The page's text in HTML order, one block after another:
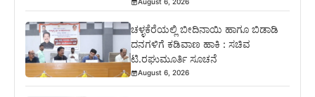
ಚಳ್ಳಕೆರೆಯಲ್ಲಿ ಬೀದಿನಾಯಿ ಹಾಗೂ ಬಿಡಾಡಿ
ದನಗಳಿಗೆ ಕಡಿವಾಣ ಹಾಕಿ : ಸಚಿವ
ಟಿ.ರಘುಮೂರ್ತಿ ಸೂಚನೆ
August 6, 2026